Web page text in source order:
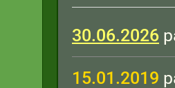
30.06.2026
15.01.2019